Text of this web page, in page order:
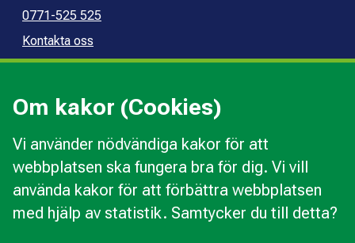
Om kakor (Cookies)
Vi använder nödvändiga kakor för att
webbplatsen ska fungera bra för dig. Vi vill
använda kakor för att förbättra webbplatsen
med hjälp av statistik. Samtycker du till detta?
0771-525 525
Kontakta oss
Press
Kommunal budget- och skuldrådgivning
Om webbplatsen